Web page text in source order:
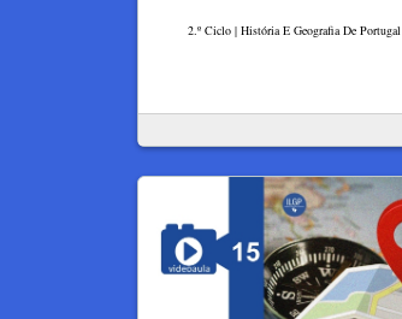
2.º Ciclo | História E Geografia De Portugal